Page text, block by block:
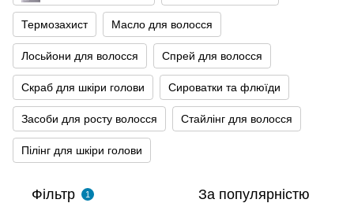
Термозахист Масло для волосся
Лосьйони для волосся Спрей для волосся
Скраб для шкіри голови Сироватки та флюїди
Засоби для росту волосся Стайлінг для волосся
Пілінг для шкіри голови
Фільтр 1 За популярністю